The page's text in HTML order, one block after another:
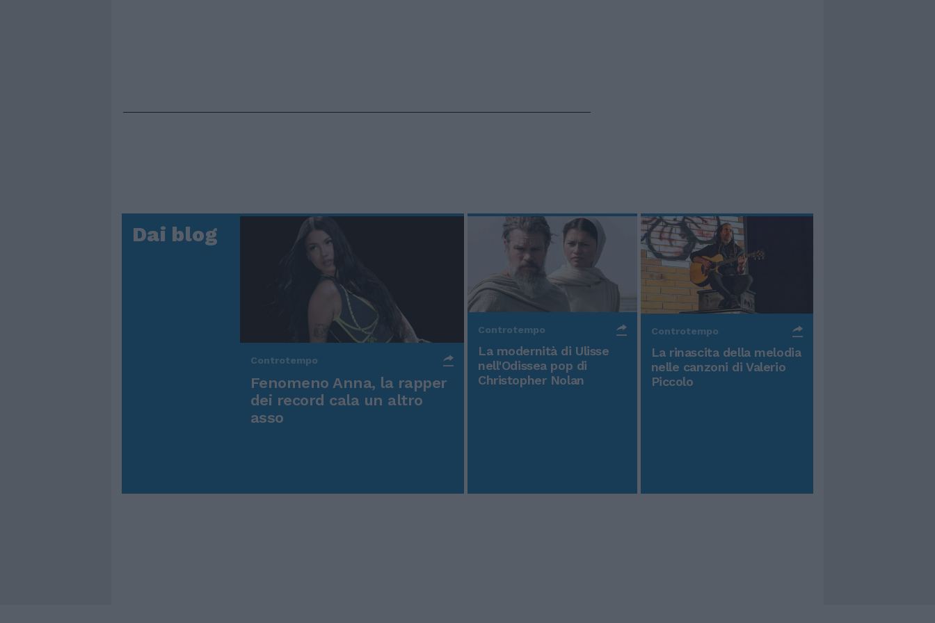
Dai blog
Controtempo
Fenomeno Anna, la rapper
dei record cala un altro
asso
Controtempo
La modernità di Ulisse
nell'Odissea pop di
Christopher Nolan
Controtempo
La rinascita della melodia
nelle canzoni di Valerio
Piccolo